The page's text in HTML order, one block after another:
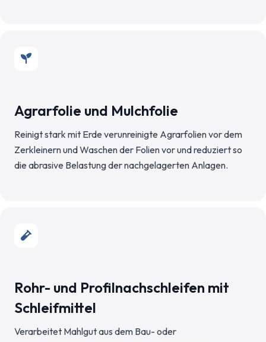
Agrarfolie und Mulchfolie
Reinigt stark mit Erde verunreinigte Agrarfolien vor dem
Zerkleinern und Waschen der Folien vor und reduziert so
die abrasive Belastung der nachgelagerten Anlagen.
Rohr- und Profilnachschleifen mit
Schleifmittel
Verarbeitet Mahlgut aus dem Bau- oder